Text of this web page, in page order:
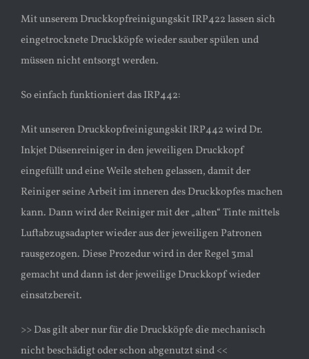
Mit unserem Druckkopfreinigungskit IRP422 lassen sich
eingetrocknete Druckköpfe wieder sauber spülen und
müssen nicht entsorgt werden.
So einfach funktioniert das IRP442:
Mit unseren Druckkopfreinigungskit IRP442 wird Dr.
Inkjet Düsenreiniger in den jeweiligen Druckkopf
eingefüllt und eine Weile stehen gelassen, damit der
Reiniger seine Arbeit im inneren des Druckkopfes machen
kann. Dann wird der Reiniger mit der „alten“ Tinte mittels
Luftabzugsadapter wieder aus der jeweiligen Patronen
rausgezogen. Diese Prozedur wird in der Regel 3mal
gemacht und dann ist der jeweilige Druckkopf wieder
einsatzbereit.
>> Das gilt aber nur für die Druckköpfe die mechanisch
nicht beschädigt oder schon abgenutzt sind <<